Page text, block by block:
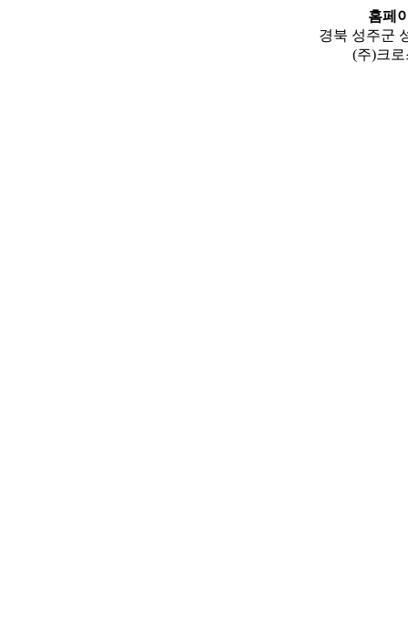
홈페
경북 성주군
(주)크로